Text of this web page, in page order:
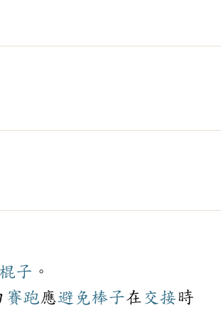
棍子 。
賽跑應避免棒子在 交接時